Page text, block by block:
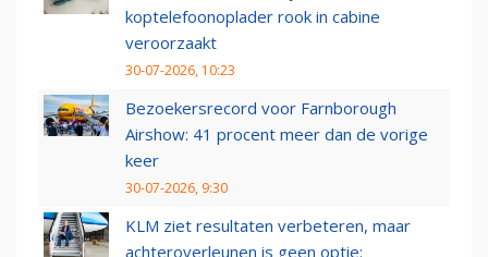
koptelefoonoplader rook in cabine
veroorzaakt
30-07-2026, 10:23
Bezoekersrecord voor Farnborough
Airshow: 41 procent meer dan de vorige
keer
30-07-2026, 9:30
KLM ziet resultaten verbeteren, maar
achteroverleunen is geen optie: